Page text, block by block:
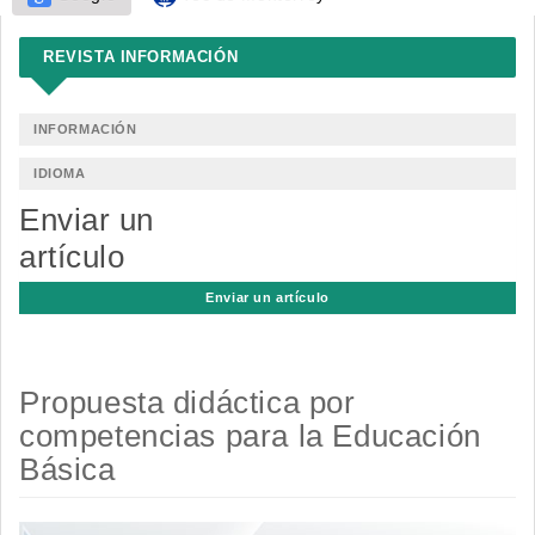
REVISTA INFORMACIÓN
INFORMACIÓN
IDIOMA
Enviar un
artículo
Enviar un artículo
Propuesta didáctica por
competencias para la Educación
Básica